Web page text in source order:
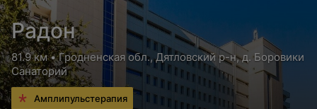
Радон
81.9 км • Гродненская обл., Дятловский р-н, д. Боровики
Санаторий
Амплипульстерапия